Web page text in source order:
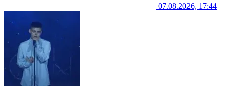
07.08.2026, 17:44